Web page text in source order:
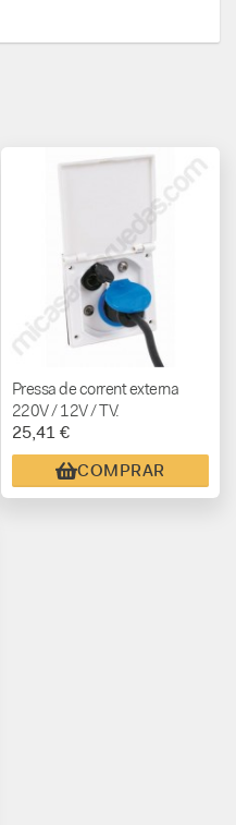
Pressa de corrent externa
220V / 12V / TV.
25,41 €
COMPRAR